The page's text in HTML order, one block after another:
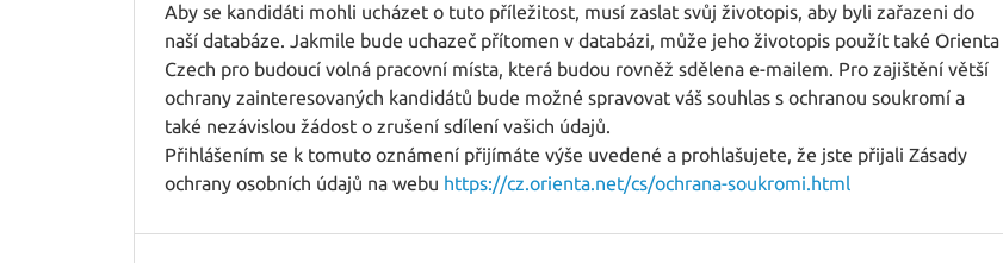
Aby se kandidáti mohli ucházet o tuto příležitost, musí zaslat svůj životopis, aby byli zařazeni do
naší databáze. Jakmile bude uchazeč přítomen v databázi, může jeho životopis použít také Orienta
Czech pro budoucí volná pracovní místa, která budou rovněž sdělena e-mailem. Pro zajištění větší
ochrany zainteresovaných kandidátů bude možné spravovat váš souhlas s ochranou soukromí a
také nezávislou žádost o zrušení sdílení vašich údajů.
Přihlášením se k tomuto oznámení přijímáte výše uvedené a prohlašujete, že jste přijali Zásady
ochrany osobních údajů na webu https://cz.orienta.net/cs/ochrana-soukromi.html